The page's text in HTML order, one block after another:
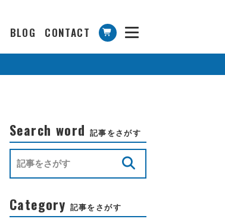
BLOG CONTACT
Search word 記事をさがす
Category 記事をさがす